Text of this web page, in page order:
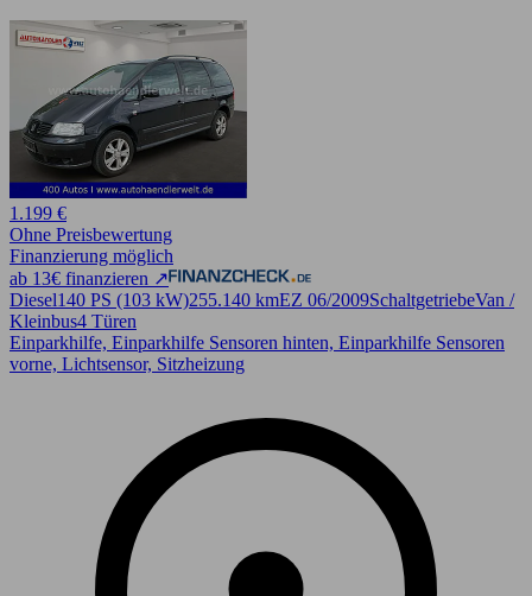
1.199 €
Ohne Preisbewertung
Finanzierung möglich
ab 13€ finanzieren ↗
Diesel140 PS (103 kW)255.140 kmEZ 06/2009SchaltgetriebeVan /
Kleinbus4 Türen
Einparkhilfe, Einparkhilfe Sensoren hinten, Einparkhilfe Sensoren
vorne, Lichtsensor, Sitzheizung